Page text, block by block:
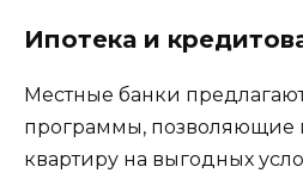
Ипотека и
Местные банки
программы, позволяющие
квартиру на выгодных